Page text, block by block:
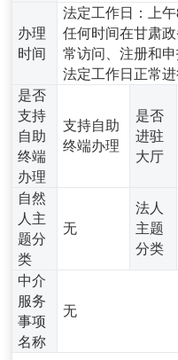
办理
时间
法定工作日：上午
任何时间在甘肃
常访问、注册和
法定工作日正常
是否
支持
自助
终端
办理
支持自助
终端办理
是否
进驻
大厅
自然
人主
题分
类
无
法人
主题
分类
中介
服务
事项
名称
无